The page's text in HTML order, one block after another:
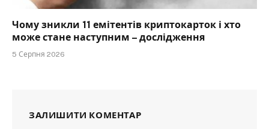
Чому зникли 11 емітентів криптокарток і хто
може стане наступним – дослідження
5 Серпня 2026
ЗАЛИШИТИ КОМЕНТАР